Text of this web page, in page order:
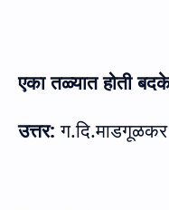
एका तळ्यात होती
उत्तर: ग.दि.माडगूळकर